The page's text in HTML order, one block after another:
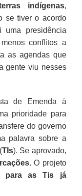
indígenas,
se tiver o acordo
uma presidência
conflitos a
as agendas que
gente viu nesses
de Emenda à
prioridade para
do governo
palavra sobre a
TIs). Se aprovado,
. O projeto
para as Tis já